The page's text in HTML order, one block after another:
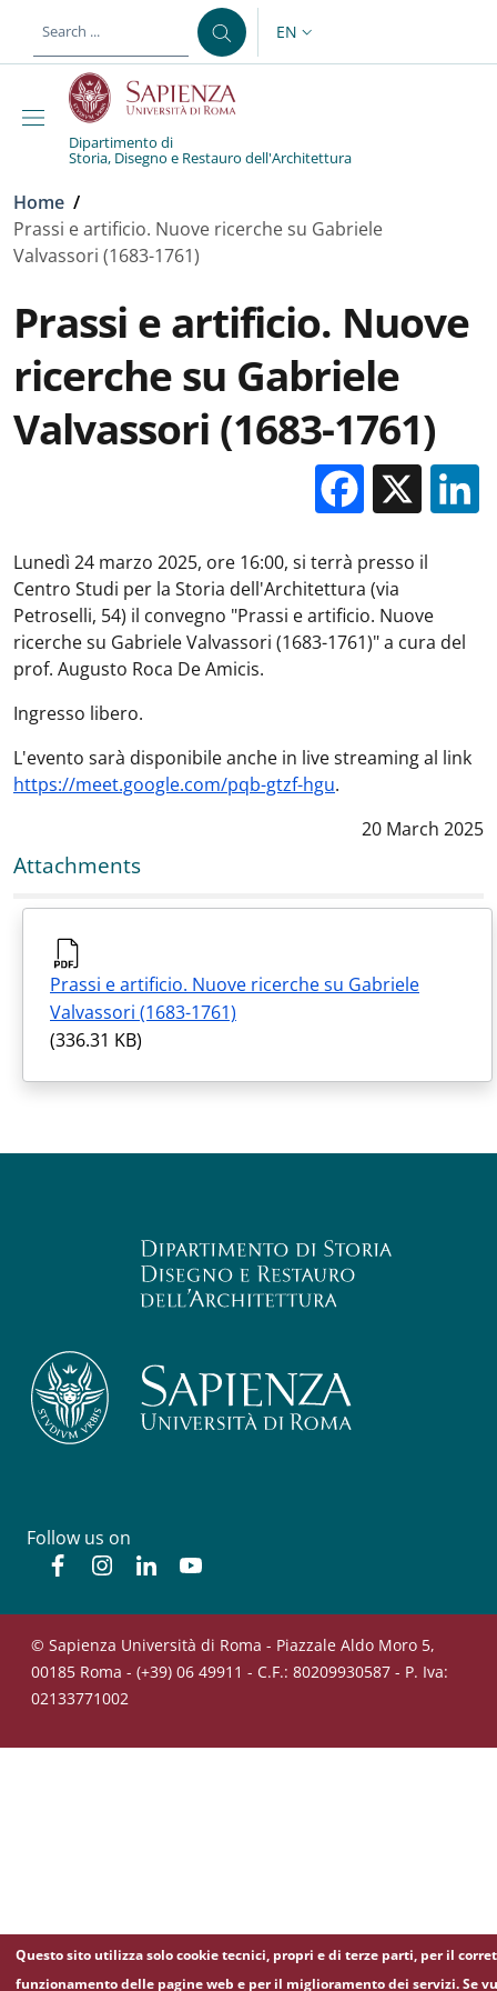
LANGUAGE SWITCHER:
EN
Dipartimento di
Storia, Disegno e Restauro dell'Architettura
Breadcrumb
Home /
Prassi e artificio. Nuove ricerche su Gabriele
Valvassori (1683-1761)
Prassi e artificio. Nuove
ricerche su Gabriele
Valvassori (1683-1761)
X
Lunedì 24 marzo 2025, ore 16:00, si terrà presso il
Centro Studi per la Storia dell'Architettura (via
Petroselli, 54) il convegno "Prassi e artificio. Nuove
ricerche su Gabriele Valvassori (1683-1761)" a cura del
prof. Augusto Roca De Amicis.
Ingresso libero.
L'evento sarà disponibile anche in live streaming al link
https://meet.google.com/pqb-gtzf-hgu.
Data notizia:
20 March 2025
Attachments
Prassi e artificio. Nuove ricerche su Gabriele
Valvassori (1683-1761)
(336.31 KB)
Follow us on
FacebookInstagram
Linkedin
© Sapienza Università di Roma - Piazzale Aldo Moro 5,
00185 Roma - (+39) 06 49911 - C.F.: 80209930587 - P. Iva:
02133771002
Questo sito utilizza solo cookie tecnici, propri e di terze parti, per il
funzionamento delle pagine web e per il miglioramento dei servizi. Se